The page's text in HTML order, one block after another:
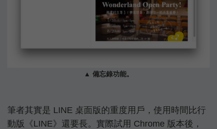
▲ 備忘錄功能。
筆者其實是 LINE 桌面版的重度用戶，使用時間比行
動版《LINE》還要長。實際試用 Chrome 版本後，